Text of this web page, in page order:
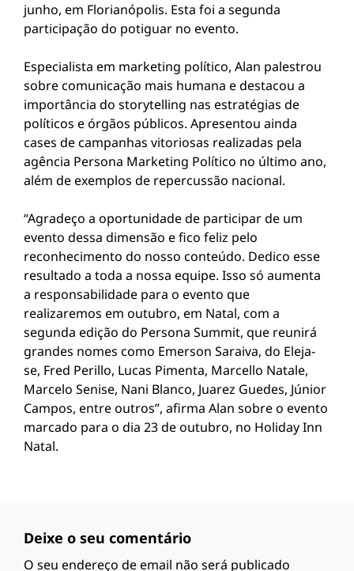
junho, em Florianópolis. Esta foi a segunda
participação do potiguar no evento.
Especialista em marketing político, Alan palestrou
sobre comunicação mais humana e destacou a
importância do storytelling nas estratégias de
políticos e órgãos públicos. Apresentou ainda
cases de campanhas vitoriosas realizadas pela
agência Persona Marketing Político no último ano,
além de exemplos de repercussão nacional.
“Agradeço a oportunidade de participar de um
evento dessa dimensão e fico feliz pelo
reconhecimento do nosso conteúdo. Dedico esse
resultado a toda a nossa equipe. Isso só aumenta
a responsabilidade para o evento que
realizaremos em outubro, em Natal, com a
segunda edição do Persona Summit, que reunirá
grandes nomes como Emerson Saraiva, do Eleja-
se, Fred Perillo, Lucas Pimenta, Marcello Natale,
Marcelo Senise, Nani Blanco, Juarez Guedes, Júnior
Campos, entre outros”, afirma Alan sobre o evento
marcado para o dia 23 de outubro, no Holiday Inn
Natal.
Deixe o seu comentário
O seu endereço de email não será publicado